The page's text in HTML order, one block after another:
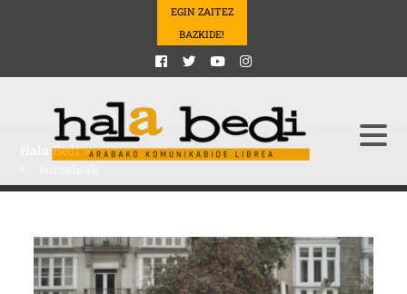
EGIN ZAITEZ
BAZKIDE!
Hala Bedi>